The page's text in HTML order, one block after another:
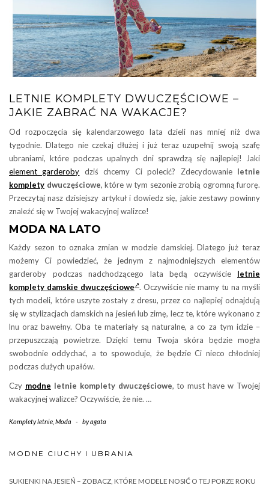
LETNIE KOMPLETY DWUCZĘŚCIOWE –
JAKIE ZABRAĆ NA WAKACJE?
Od rozpoczęcia się kalendarzowego lata dzieli nas mniej niż dwa
tygodnie. Dlatego nie czekaj dłużej i już teraz uzupełnij swoją szafę
ubraniami, które podczas upalnych dni sprawdzą się najlepiej! Jaki
element garderoby dziś chcemy Ci polecić? Zdecydowanie letnie
komplety dwuczęściowe, które w tym sezonie zrobią ogromną furorę.
Przeczytaj nasz dzisiejszy artykuł i dowiedz się, jakie zestawy powinny
znaleźć się w Twojej wakacyjnej walizce!
MODA NA LATO
Każdy sezon to oznaka zmian w modzie damskiej. Dlatego już teraz
możemy Ci powiedzieć, że jednym z najmodniejszych elementów
garderoby podczas nadchodzącego lata będą oczywiście letnie
komplety damskie dwuczęściowe . Oczywiście nie mamy tu na myśli
tych modeli, które uszyte zostały z dresu, przez co najlepiej odnajdują
się w stylizacjach damskich na jesień lub zimę, lecz te, które wykonano z
lnu oraz bawełny. Oba te materiały są naturalne, a co za tym idzie –
przepuszczają powietrze. Dzięki temu Twoja skóra będzie mogła
swobodnie oddychać, a to spowoduje, że będzie Ci nieco chłodniej
podczas dużych upałów.
Czy modne letnie komplety dwuczęściowe, to must have w Twojej
wakacyjnej walizce? Oczywiście, że nie. …
Komplety letnie Moda - byagata
MODNE CIUCHY I UBRANIA
SUKIENKI NA JESIEŃ – ZOBACZ, KTÓRE MODELE NOSIĆ O TEJ PORZE ROKU